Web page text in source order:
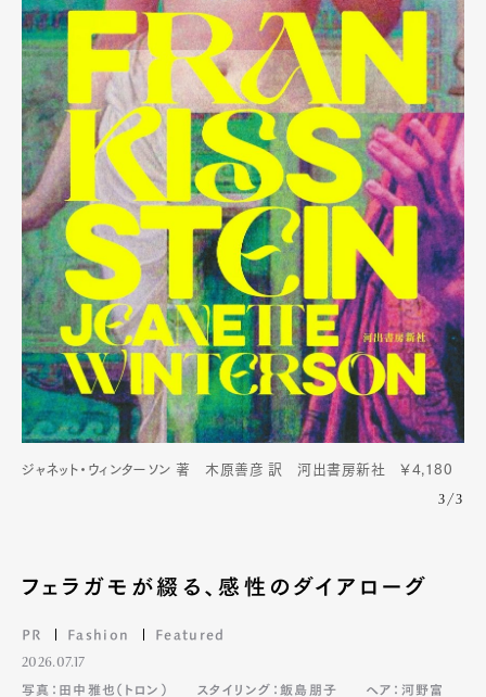
ジャネット・ウィンターソン 著 木原善彦 訳 河出書房新社 ￥4,180
3/3
フェラガモが綴る、感性のダイアローグ
PR Fashion Featured
2026.07.17
写真：田中雅也（トロン）
スタイリング：飯島朋子
ヘア：河野富